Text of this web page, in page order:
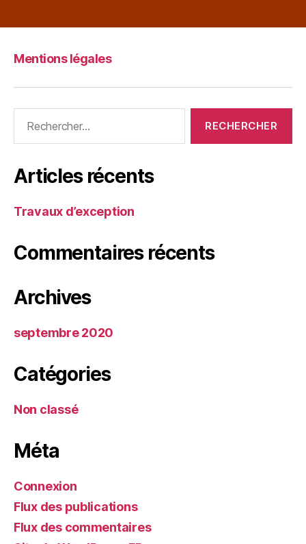
Mentions légales
Articles récents
Travaux d’exception
Commentaires récents
Archives
septembre 2020
Catégories
Non classé
Méta
Connexion
Flux des publications
Flux des commentaires